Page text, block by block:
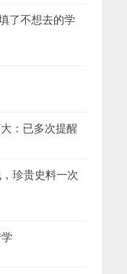
了不想去的学
：已多次提醒
珍贵史料一次